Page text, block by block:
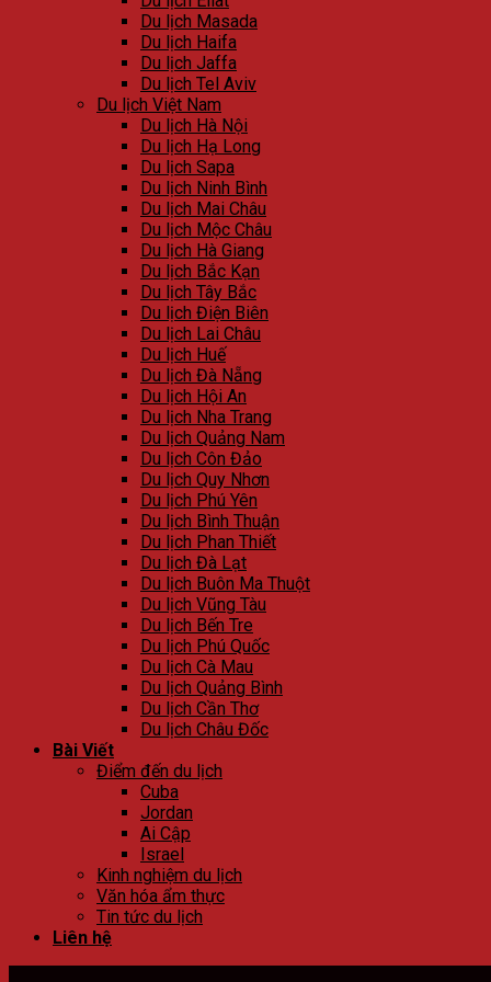
Du lịch Masada
Du lịch Haifa
Du lịch Jaffa
Du lịch Tel Aviv
Du lịch Việt Nam
Du lịch Hà Nội
Du lịch Hạ Long
Du lịch Sapa
Du lịch Ninh Bình
Du lịch Mai Châu
Du lịch Mộc Châu
Du lịch Hà Giang
Du lịch Bắc Kạn
Du lịch Tây Bắc
Du lịch Điện Biên
Du lịch Lai Châu
Du lịch Huế
Du lịch Đà Nẵng
Du lịch Hội An
Du lịch Nha Trang
Du lịch Quảng Nam
Du lịch Côn Đảo
Du lịch Quy Nhơn
Du lịch Phú Yên
Du lịch Bình Thuận
Du lịch Phan Thiết
Du lịch Đà Lạt
Du lịch Buôn Ma Thuột
Du lịch Vũng Tàu
Du lịch Bến Tre
Du lịch Phú Quốc
Du lịch Cà Mau
Du lịch Quảng Bình
Du lịch Cần Thơ
Du lịch Châu Đốc
Bài Viết
Điểm đến du lịch
Cuba
Jordan
Ai Cập
Israel
Kinh nghiệm du lịch
Văn hóa ẩm thực
Tin tức du lịch
Liên hệ